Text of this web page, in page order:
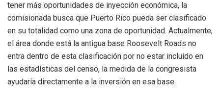
tener más oportunidades de inyección económica, la
comisionada busca que Puerto Rico pueda ser clasificado
en su totalidad como una zona de oportunidad. Actualmente,
el área donde está la antigua base Roosevelt Roads no
entra dentro de esta clasificación por no estar incluido en
las estadísticas del censo, la medida de la congresista
ayudaría directamente a la inversión en esa base.